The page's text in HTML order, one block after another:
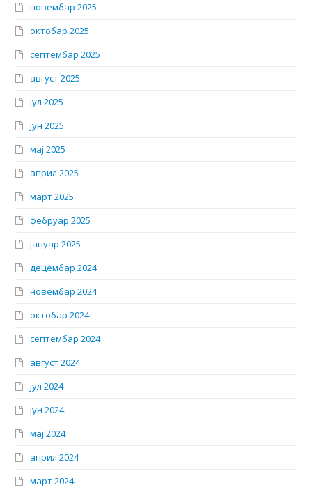
новембар 2025
октобар 2025
септембар 2025
август 2025
јул 2025
јун 2025
мај 2025
април 2025
март 2025
фебруар 2025
јануар 2025
децембар 2024
новембар 2024
октобар 2024
септембар 2024
август 2024
јул 2024
јун 2024
мај 2024
април 2024
март 2024